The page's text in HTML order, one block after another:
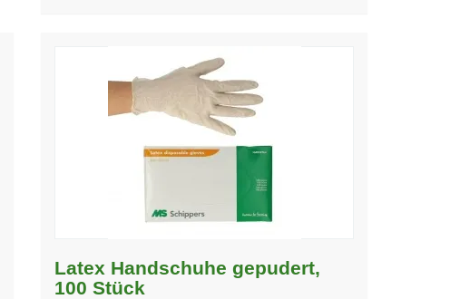
Latex Handschuhe gepudert,
100 Stück